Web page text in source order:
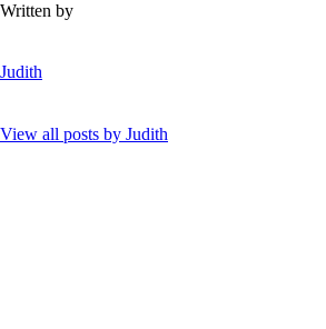
Written by
Judith
View all posts by Judith